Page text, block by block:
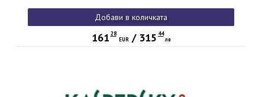
Добави в количката
161 28
EUR/ 315 44
лв